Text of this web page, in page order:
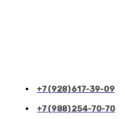
+7 (928) 617-39-09
+7 (988) 254-70-70